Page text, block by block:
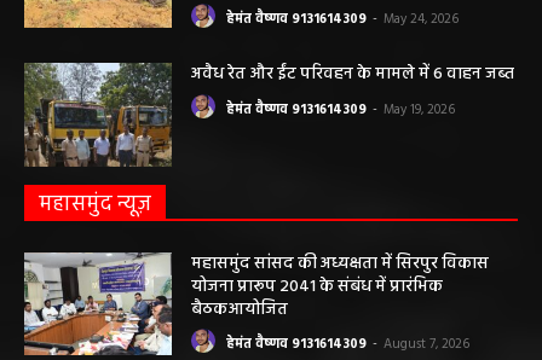
हेमंत वैष्णव 9131614309 - May 24, 2026
अवैध रेत और ईंट परिवहन के मामले में 6 वाहन जब्त
हेमंत वैष्णव 9131614309 - May 19, 2026
महासमुंद न्यूज़
महासमुंद सांसद की अध्यक्षता में सिरपुर विकास
योजना प्रारूप 2041 के संबंध में प्रारंभिक
बैठकआयोजित
हेमंत वैष्णव 9131614309 - August 7, 2026